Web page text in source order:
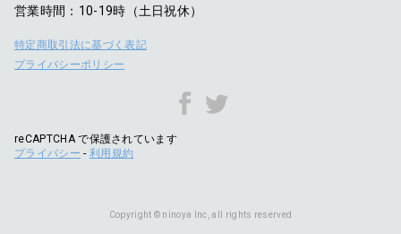
営業時間：10-19時（土日祝休）
特定商取引法に基づく表記
プライバシーポリシー
reCAPTCHA で保護されています
プライバシー - 利用規約
Copyright © ninoya Inc, all rights reserved